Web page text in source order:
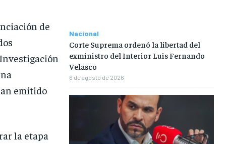
de
emitido
la etapa
Nacional
Corte Suprema ordenó la libertad del
exministro del Interior Luis Fernando
Velasco
6 de agosto de 2026